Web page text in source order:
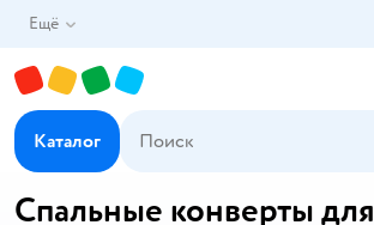
Ещё
Каталог
Спальные конверты для